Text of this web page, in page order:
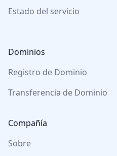
Estado del servicio
Dominios
Registro de Dominio
Transferencia de Dominio
Compañía
Sobre